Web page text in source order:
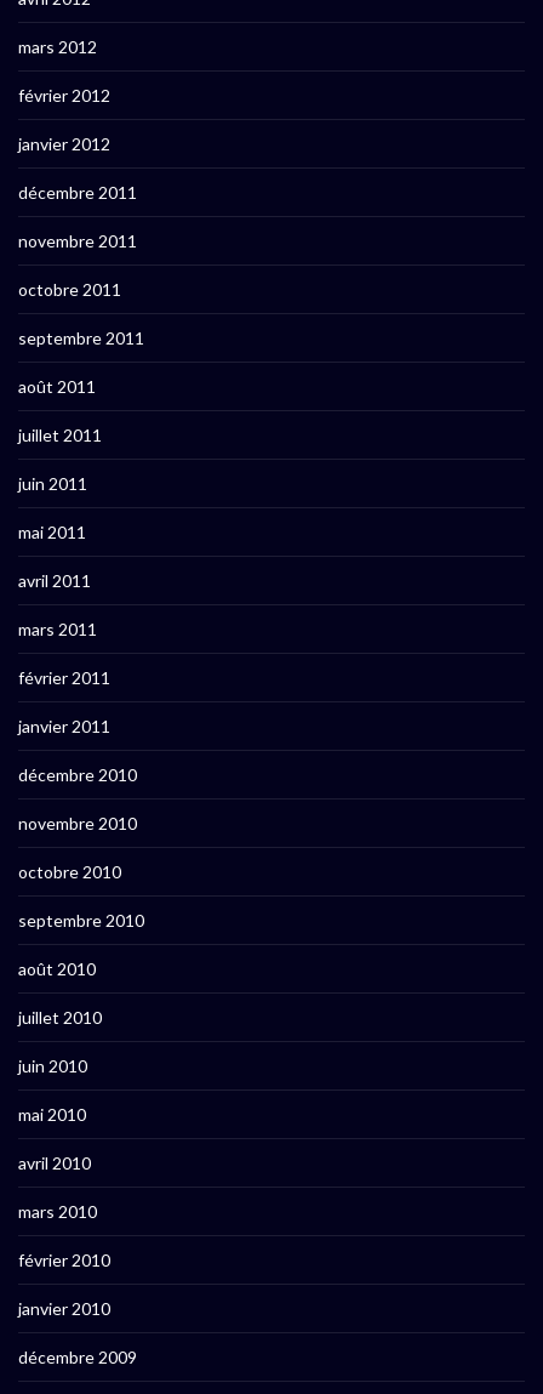
mars 2012
février 2012
janvier 2012
décembre 2011
novembre 2011
octobre 2011
septembre 2011
août 2011
juillet 2011
juin 2011
mai 2011
avril 2011
mars 2011
février 2011
janvier 2011
décembre 2010
novembre 2010
octobre 2010
septembre 2010
août 2010
juillet 2010
juin 2010
mai 2010
avril 2010
mars 2010
février 2010
janvier 2010
décembre 2009